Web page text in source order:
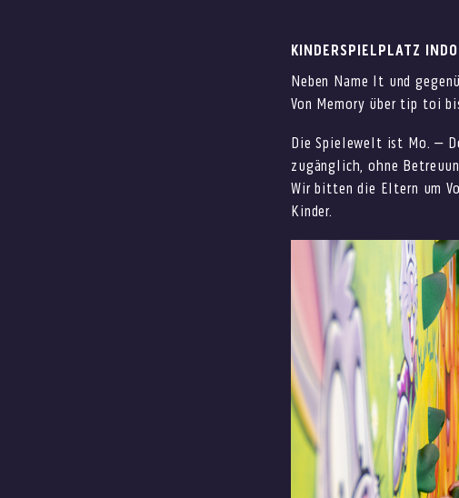
KINDERSPIELPLATZ
Neben Name It und
Von Memory über tip toi
Die Spielewelt ist Mo. –
zugänglich, ohne
Wir bitten die Eltern um
Kinder.